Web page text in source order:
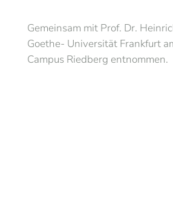
Gemeinsam mit Prof. Dr.
Goethe- Universität Frankfurt
Campus Riedberg entnommen.